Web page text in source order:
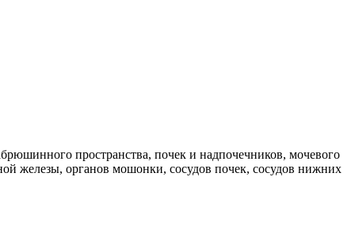
пространства, почек и надпочечников, мочевого
железы, органов мошонки, сосудов почек, сосудов нижних